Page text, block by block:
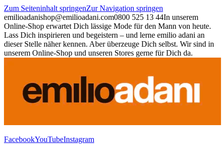
Zum Seiteninhalt springenZur Navigation springen
emilioadanishop@emilioadani.com0800 525 13 44In unserem
Online-Shop erwartet Dich lässige Mode für den Mann von heute.
Lass Dich inspirieren und begeistern – und lerne emilio adani an
dieser Stelle näher kennen. Aber überzeuge Dich selbst. Wir sind in
unserem Online-Shop und unseren Stores gerne für Dich da.
FacebookYouTubeInstagram